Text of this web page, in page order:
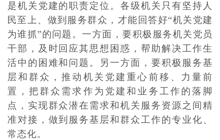
是机关党建的职责定位。各级机关只有坚持人
民至上、做到服务群众，才能回答好“机关党建
为谁抓”的问题。一方面，要积极服务机关党员
干部，及时回应其思想困惑，帮助解决工作生
活中的困难和问题。另一方面，要积极服务基
层和群众，推动机关党建重心前移、力量前
置，把群众需求作为党建和业务工作的落脚
点，实现群众潜在需求和机关服务资源之间精
准对接，做到服务基层和群众工作的专业化、
常态化。